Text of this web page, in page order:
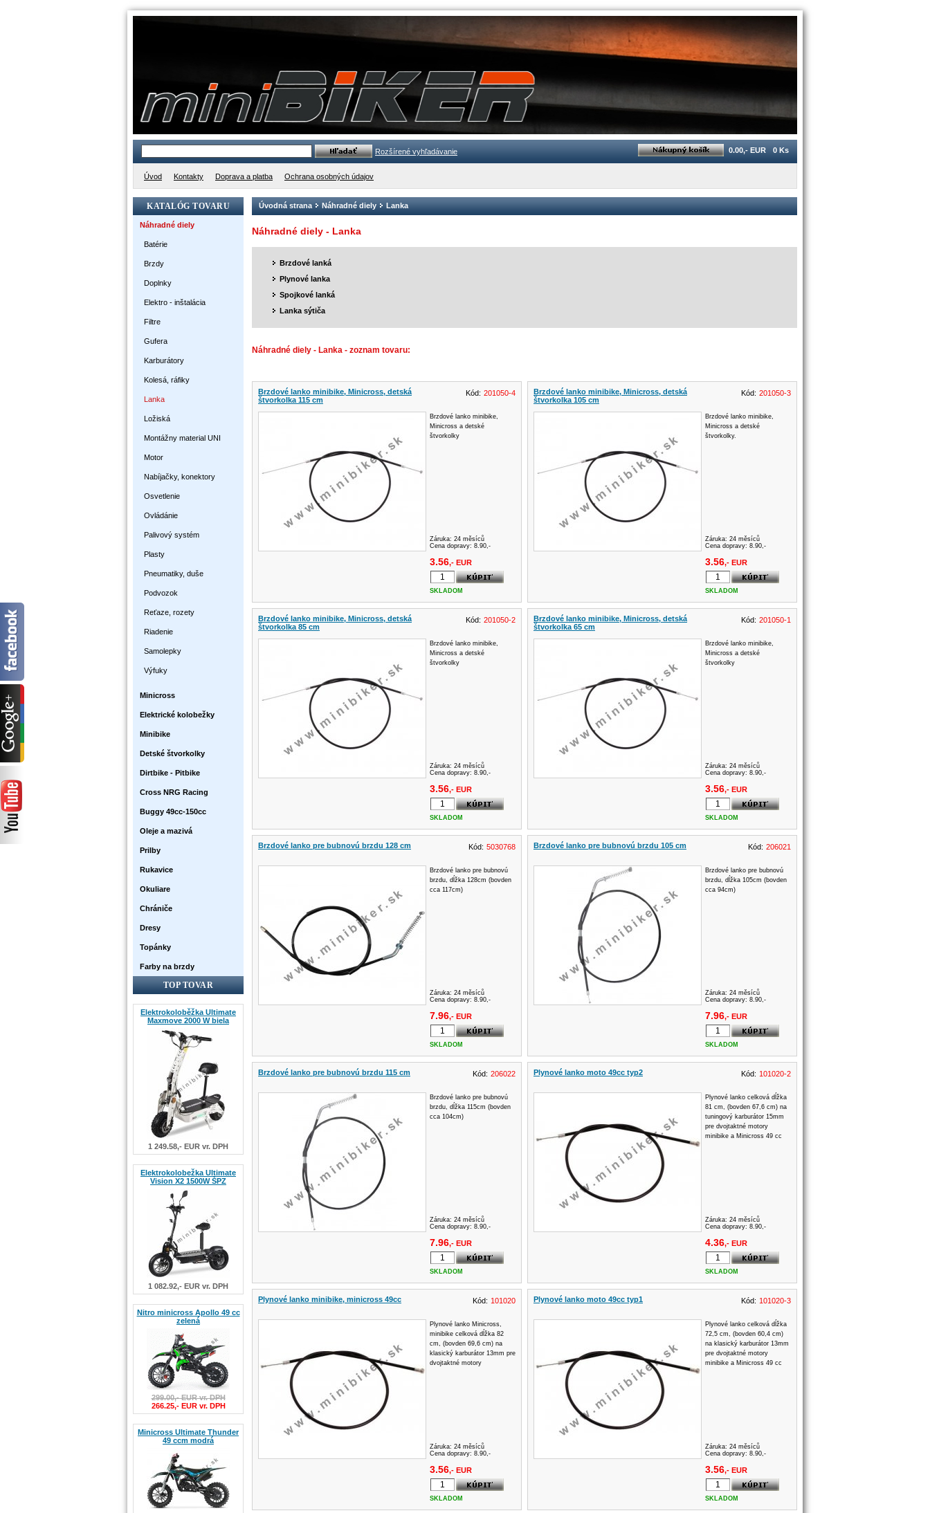
Rozšírené vyhľadávanie 0.00,- EUR 0 Ks
Úvod Kontakty Doprava a platba Ochrana osobných údajov
KATALÓG TOVARU
Náhradné diely
Batérie
Brzdy
Doplnky
Elektro - inštalácia
Filtre
Gufera
Karburátory
Kolesá, ráfiky
Lanka
Ložiská
Montážny material UNI
Motor
Nabíjačky, konektory
Osvetlenie
Ovládánie
Palivový systém
Plasty
Pneumatiky, duše
Podvozok
Reťaze, rozety
Riadenie
Samolepky
Výfuky
Minicross
Elektrické kolobežky
Minibike
Detské štvorkolky
Dirtbike - Pitbike
Cross NRG Racing
Buggy 49cc-150cc
Oleje a mazivá
Prilby
Rukavice
Okuliare
Chrániče
Dresy
Topánky
Farby na brzdy
TOP TOVAR
Elektrokoloběžka Ultimate
Maxmove 2000 W biela
1 249.58,- EUR vr. DPH
Elektrokolobežka Ultimate
Vision X2 1500W ŠPZ
1 082.92,- EUR vr. DPH
Nitro minicross Apollo 49 cc
zelená
299.00,- EUR vr. DPH
266.25,- EUR vr. DPH
Minicross Ultimate Thunder
49 ccm modrá
Úvodná strana Náhradné diely Lanka
Náhradné diely - Lanka
Brzdové lanká
Plynové lanka
Spojkové lanká
Lanka sýtiča
Náhradné diely - Lanka - zoznam tovaru:
Brzdové lanko minibike, Minicross, detská
štvorkolka 115 cm
Kód: 201050-4
Brzdové lanko minibike,
Minicross a detské
štvorkolky
Záruka: 24 měsíců
Cena dopravy: 8.90,-
3.56,- EUR
SKLADOM
Brzdové lanko minibike, Minicross, detská
štvorkolka 105 cm
Kód: 201050-3
Brzdové lanko minibike,
Minicross a detské
štvorkolky.
Záruka: 24 měsíců
Cena dopravy: 8.90,-
3.56,- EUR
SKLADOM
Brzdové lanko minibike, Minicross, detská
štvorkolka 85 cm
Kód: 201050-2
Brzdové lanko minibike,
Minicross a detské
štvorkolky
Záruka: 24 měsíců
Cena dopravy: 8.90,-
3.56,- EUR
SKLADOM
Brzdové lanko minibike, Minicross, detská
štvorkolka 65 cm
Kód: 201050-1
Brzdové lanko minibike,
Minicross a detské
štvorkolky
Záruka: 24 měsíců
Cena dopravy: 8.90,-
3.56,- EUR
SKLADOM
Brzdové lanko pre bubnovú brzdu 128 cm Kód: 5030768
Brzdové lanko pre bubnovú
brzdu, dĺžka 128cm (bovden
cca 117cm)
Záruka: 24 měsíců
Cena dopravy: 8.90,-
7.96,- EUR
SKLADOM
Brzdové lanko pre bubnovú brzdu 105 cm Kód: 206021
Brzdové lanko pre bubnovú
brzdu, dĺžka 105cm (bovden
cca 94cm)
Záruka: 24 měsíců
Cena dopravy: 8.90,-
7.96,- EUR
SKLADOM
Brzdové lanko pre bubnovú brzdu 115 cm Kód: 206022
Brzdové lanko pre bubnovú
brzdu, dĺžka 115cm (bovden
cca 104cm)
Záruka: 24 měsíců
Cena dopravy: 8.90,-
7.96,- EUR
SKLADOM
Plynové lanko moto 49cc typ2 Kód: 101020-2
Plynové lanko celková dĺžka
81 cm, (bovden 67,6 cm) na
tuningový karburátor 15mm
pre dvojtaktné motory
minibike a Minicross 49 cc
Záruka: 24 měsíců
Cena dopravy: 8.90,-
4.36,- EUR
SKLADOM
Plynové lanko minibike, minicross 49cc Kód: 101020
Plynové lanko Minicross,
minibike celková dĺžka 82
cm, (bovden 69,6 cm) na
klasický karburátor 13mm pre
dvojtaktné motory
Záruka: 24 měsíců
Cena dopravy: 8.90,-
3.56,- EUR
SKLADOM
Plynové lanko moto 49cc typ1 Kód: 101020-3
Plynové lanko celková dĺžka
72,5 cm, (bovden 60,4 cm)
na klasický karburátor 13mm
pre dvojtaktné motory
minibike a Minicross 49 cc
Záruka: 24 měsíců
Cena dopravy: 8.90,-
3.56,- EUR
SKLADOM